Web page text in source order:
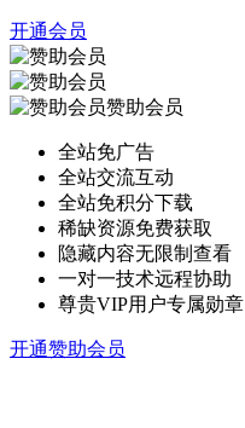
开通会员
赞助会员
全站免广告
全站交流互动
全站免积分下载
稀缺资源免费获取
隐藏内容无限制查看
一对一技术远程协助
尊贵VIP用户专属勋章
开通赞助会员